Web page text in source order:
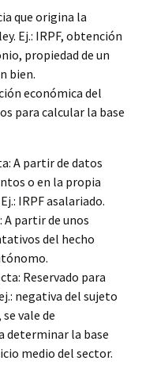
que origina la
Ej.: IRPF, obtención
propiedad de un
bien.
económica del
para calcular la base
A partir de datos
o en la propia
IRPF asalariado.
partir de unos
del hecho
Reservado para
negativa del sujeto
vale de
determinar la base
medio del sector.